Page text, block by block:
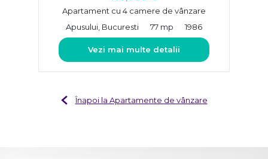
Apartament cu 4 camere de vânzare
Apusului, Bucuresti
77 mp 1986
Vezi mai multe detalii
Înapoi la Apartamente de vânzare